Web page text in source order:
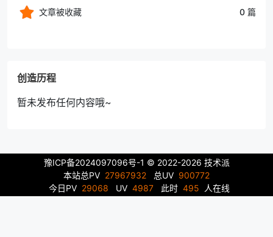
文章被收藏 0 篇
创造历程
暂未发布任何内容哦~
豫ICP备2024097096号-1 © 2022-2026 技术派
本站总PV 27967932 总UV 900772
今日PV 29068 UV 4987此时 495 人在线